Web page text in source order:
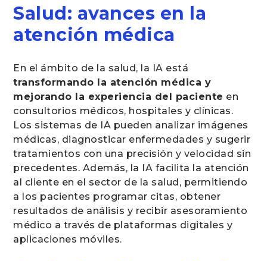
Salud: avances en la
atención médica
En el ámbito de la salud, la IA está
transformando la atención médica y
mejorando la experiencia del paciente en
consultorios médicos, hospitales y clínicas.
Los sistemas de IA pueden analizar imágenes
médicas, diagnosticar enfermedades y sugerir
tratamientos con una precisión y velocidad sin
precedentes. Además, la IA facilita la atención
al cliente en el sector de la salud, permitiendo
a los pacientes programar citas, obtener
resultados de análisis y recibir asesoramiento
médico a través de plataformas digitales y
aplicaciones móviles.